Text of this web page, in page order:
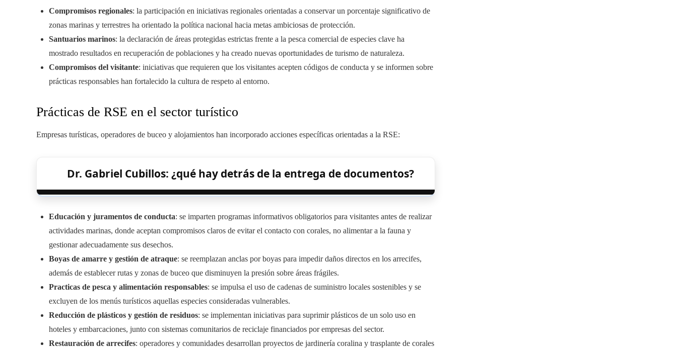
Compromisos regionales: la participación en iniciativas regionales orientadas a conservar un porcentaje significativo de
zonas marinas y terrestres ha orientado la política nacional hacia metas ambiciosas de protección.
Santuarios marinos: la declaración de áreas protegidas estrictas frente a la pesca comercial de especies clave ha
mostrado resultados en recuperación de poblaciones y ha creado nuevas oportunidades de turismo de naturaleza.
Compromisos del visitante: iniciativas que requieren que los visitantes acepten códigos de conducta y se informen sobre
prácticas responsables han fortalecido la cultura de respeto al entorno.
Prácticas de RSE en el sector turístico
Empresas turísticas, operadores de buceo y alojamientos han incorporado acciones específicas orientadas a la RSE:
Dr. Gabriel Cubillos: ¿qué hay detrás de la entrega de documentos?
Educación y juramentos de conducta: se imparten programas informativos obligatorios para visitantes antes de realizar
actividades marinas, donde aceptan compromisos claros de evitar el contacto con corales, no alimentar a la fauna y
gestionar adecuadamente sus desechos.
Boyas de amarre y gestión de atraque: se reemplazan anclas por boyas para impedir daños directos en los arrecifes,
además de establecer rutas y zonas de buceo que disminuyen la presión sobre áreas frágiles.
Practicas de pesca y alimentación responsables: se impulsa el uso de cadenas de suministro locales sostenibles y se
excluyen de los menús turísticos aquellas especies consideradas vulnerables.
Reducción de plásticos y gestión de residuos: se implementan iniciativas para suprimir plásticos de un solo uso en
hoteles y embarcaciones, junto con sistemas comunitarios de reciclaje financiados por empresas del sector.
Restauración de arrecifes: operadores y comunidades desarrollan proyectos de jardinería coralina y trasplante de corales